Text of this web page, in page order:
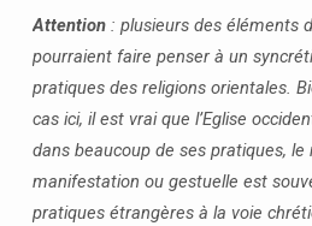
(3/5)
|
ABANDONNER
LE
CORPS
À
DIEU
Attention : plusieurs des éléments
pourraient faire penser à un
pratiques des religions orientales.
cas ici, il est vrai que l’Eglise
dans beaucoup de ses pratiques,
manifestation ou gestuelle est
pratiques étrangères à la voie